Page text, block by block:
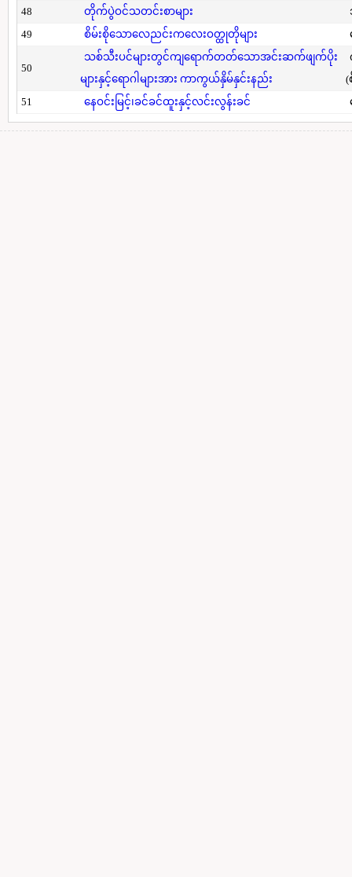
48 တိုက်ပွဲဝင်သတင်းစာများ
49
စိမ်းစိုသောလေညင်းကလေးဝတ္ထုတိုများ
50
သစ်သီးပင်များတွင်ကျရောက်တတ်သောအင်းဆက်ဖျက်ပိုး
များနှင့်ရောဂါများအား ကာကွယ်နှိမ်နှင်းနည်း
(
51
နေဝင်းမြင့်၊ခင်ခင်ထူးနှင့်လင်းလွန်းခင်